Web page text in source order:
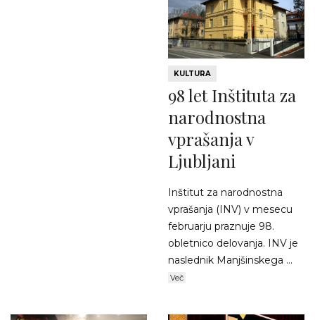
KULTURA
98 let Inštituta za
narodnostna
vprašanja v
Ljubljani
Inštitut za narodnostna
vprašanja (INV) v mesecu
februarju praznuje 98.
obletnico delovanja. INV je
naslednik Manjšinskega ...
Več